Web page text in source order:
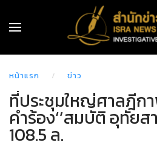
หน้าแรก ข่าว
ที่ประชุมใหญ่ศาลฎีก
คำร้อง‘’สมบัติ อุทัย
108.5 ล.